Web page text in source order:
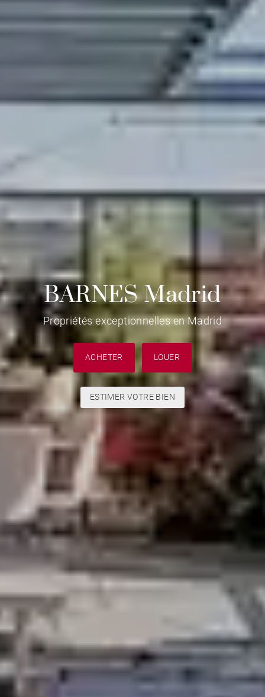
BARNES Madrid
Propriétés exceptionnelles en Madrid
ACHETER LOUER
ESTIMER VOTRE BIEN